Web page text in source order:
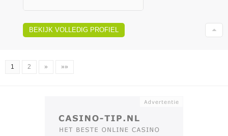
BEKIJK VOLLEDIG PROFIEL
1 2 » »»